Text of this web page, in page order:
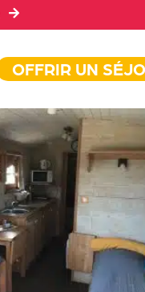
OFFRIR UN